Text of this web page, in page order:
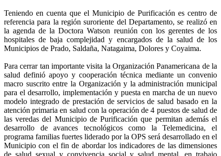
Teniendo en cuenta que el Municipio de Purificación es centro de
referencia para la región suroriente del Departamento, se realizó en
la agenda de la Doctora Watson reunión con los gerentes de los
hospitales de baja complejidad y encargados de la salud de los
Municipios de Prado, Saldaña, Natagaima, Dolores y Coyaima.
Para cerrar tan importante visita la Organización Panamericana de la
salud definió apoyo y cooperación técnica mediante un convenio
macro suscrito entre la Organización y la administración municipal
para el desarrollo, implementación y puesta en marcha de un nuevo
modelo integrado de prestación de servicios de salud basado en la
atención primaria en salud con la operación de 4 puestos de salud de
las veredas del Municipio de Purificación que permitan además el
desarrollo de avances tecnológicos como la Telemedicina, el
programa familias fuertes liderado por la OPS será desarrollado en el
Municipio con el fin de abordar los indicadores de las dimensiones
de salud sexual y convivencia social y salud mental, en trabajo